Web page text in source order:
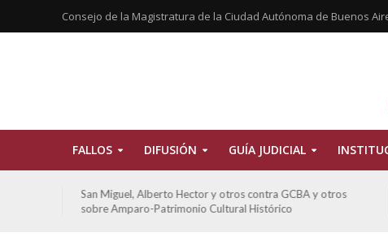
Consejo de la Magistratura de la Ciudad Autónoma de Buenos
FALLOS DIFUSIÓN GUÍA JUDICIAL
San Miguel, Alberto Hector y otros contra GCBA y otros
sobre Amparo-Patrimonio Cultural Histórico